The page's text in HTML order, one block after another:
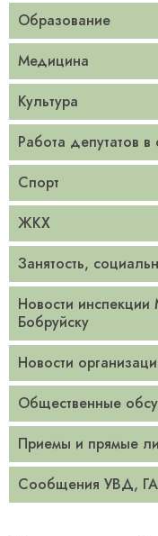
Образование
Медицина
Культура
Работа депутатов в
Спорт
ЖКХ
Занятость,
Новости
Бобруйску
Новости
Общественные
Приемы и прямые
Сообщения УВД,